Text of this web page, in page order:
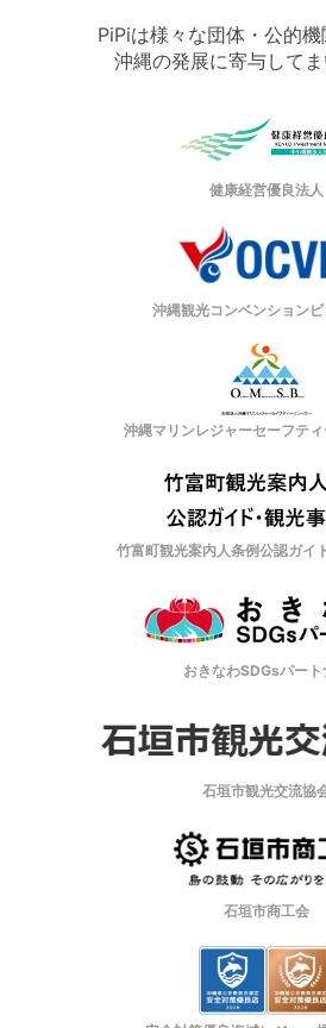
PiPiは様々な団体・公的機
沖縄の発展に寄与してま
健康経営優良法人
沖縄観光コンベンション
沖縄マリンレジャーセーフテ
竹富町観光案内人条例公認ガイ
おきなわSDGsパート
石垣市観光交流協
石垣市商工会